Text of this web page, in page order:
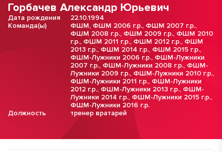
Горбачев Александр Юрьевич
Дата рождения
22.10.1994
Команда(ы)
ФШМ, ФШМ 2006 г.р., ФШМ 2007 г.р.,
ФШМ 2008 г.р., ФШМ 2009 г.р., ФШМ 2010
г.р., ФШМ 2011 г.р., ФШМ 2012 г.р., ФШМ
2013 г.р.,ФШМ 2014 г.р., ФШМ 2015 г.р.,
ФШМ-Лужники 2006 г.р., ФШМ-Лужники
2007 г.р., ФШМ-Лужники 2008 г.р., ФШМ-
Лужники 2009 г.р., ФШМ-Лужники 2010 г.р.,
ФШМ-Лужники 2011 г.р., ФШМ-Лужники
2012 г.р., ФШМ-Лужники 2013 г.р., ФШМ-
Лужники 2014 г.р., ФШМ-Лужники 2015 г.р.,
ФШМ-Лужники 2016 г.р.
Должность
тренер вратарей